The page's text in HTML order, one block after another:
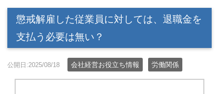
懲戒解雇した従業員に対しては、退職金を
支払う必要は無い？
公開日:2025/08/18 会社経営お役立ち情報 労働関係